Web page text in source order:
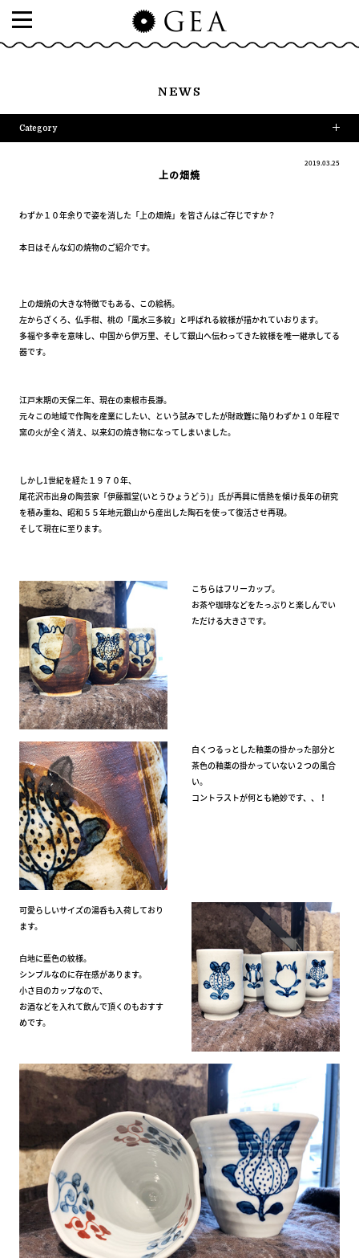
NEWS
Category
2019.03.25
上の畑焼
わずか１０年余りで姿を消した「上の畑焼」を皆さんはご存じですか？
本日はそんな幻の焼物のご紹介です。
上の畑焼の大きな特徴でもある、この絵柄。
左からざくろ、仏手柑、桃の「風水三多紋」と呼ばれる紋様が描かれていおります。
多福や多幸を意味し、中国から伊万里、そして銀山へ伝わってきた紋様を唯一継承してる
器です。
江戸末期の天保二年、現在の東根市長瀞。
元々この地域で作陶を産業にしたい、という試みでしたが財政難に陥りわずか１０年程で
窯の火が全く消え、以来幻の焼き物になってしまいました。
しかし1世紀を経た１９７０年、
尾花沢市出身の陶芸家「伊藤瓢堂(いとうひょうどう)」氏が再興に情熱を傾け長年の研究
を積み重ね、昭和５５年地元銀山から産出した陶石を使って復活させ再現。
そして現在に至ります。
こちらはフリーカップ。
お茶や珈琲などをたっぷりと楽しんでい
ただける大きさです。
白くつるっとした釉薬の掛かった部分と
茶色の釉薬の掛かっていない２つの風合
い。
コントラストが何とも絶妙です、、！
可愛らしいサイズの湯呑も入荷しており
ます。
白地に藍色の紋様。
シンプルなのに存在感があります。
小さ目のカップなので、
お酒などを入れて飲んで頂くのもおすす
めです。